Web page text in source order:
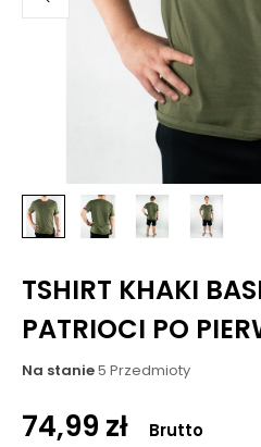
TSHIRT KHAKI
PATRIOCI PO
Na stanie5 Przedmioty
74,99 zł Brutto